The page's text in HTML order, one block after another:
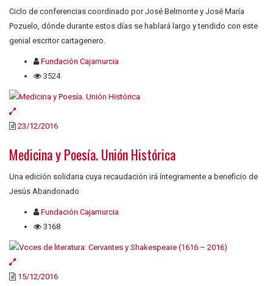
Ciclo de conferencias coordinado por José Belmonte y José María
Pozuelo, dónde durante estos días se hablará largo y tendido con este
genial escritor cartagenero.
Fundación Cajamurcia
3524
23/12/2016
Medicina y Poesía. Unión Histórica
Una edición solidaria cuya recaudación irá íntegramente a beneficio de
Jesús Abandonado
Fundación Cajamurcia
3168
15/12/2016